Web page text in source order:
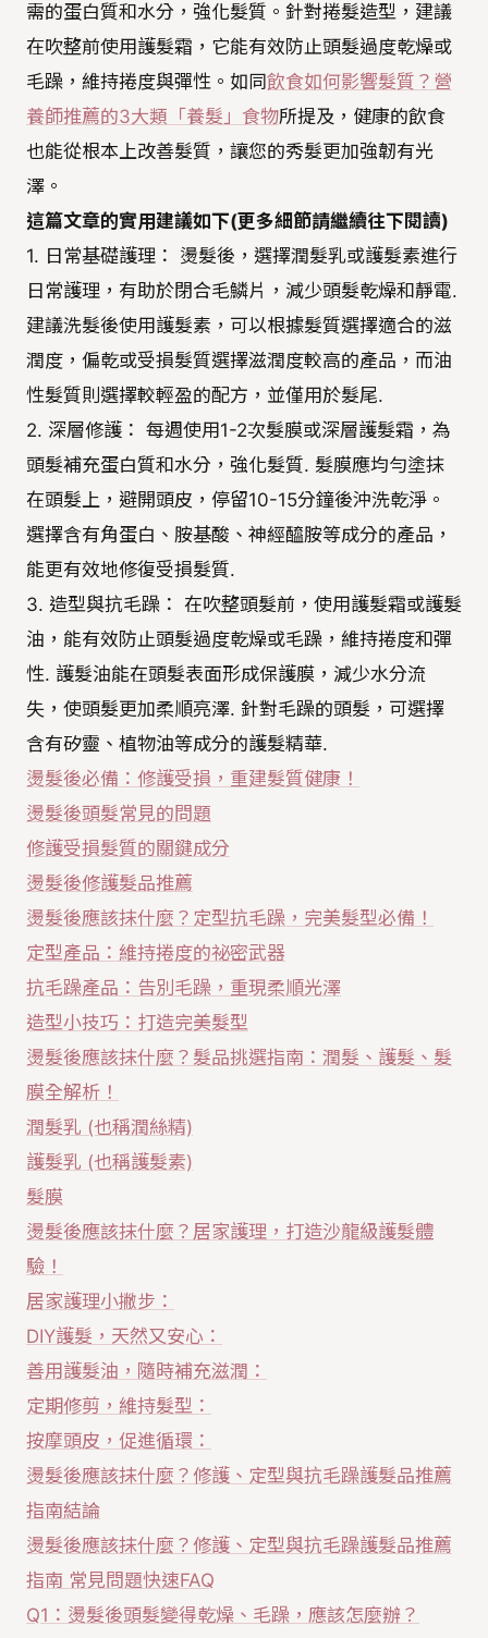
需的蛋白質和水分，強化髮質。針對捲髮造型，建議
在吹整前使用護髮霜，它能有效防止頭髮過度乾燥或
毛躁，維持捲度與彈性。如同飲食如何影響髮質？營
養師推薦的3大類「養髮」食物所提及，健康的飲食
也能從根本上改善髮質，讓您的秀髮更加強韌有光
澤。
這篇文章的實用建議如下(更多細節請繼續往下閱讀)
1. 日常基礎護理： 燙髮後，選擇潤髮乳或護髮素進行
日常護理，有助於閉合毛鱗片，減少頭髮乾燥和靜電.
建議洗髮後使用護髮素，可以根據髮質選擇適合的滋
潤度，偏乾或受損髮質選擇滋潤度較高的產品，而油
性髮質則選擇較輕盈的配方，並僅用於髮尾.
2. 深層修護： 每週使用1-2次髮膜或深層護髮霜，為
頭髮補充蛋白質和水分，強化髮質. 髮膜應均勻塗抹
在頭髮上，避開頭皮，停留10-15分鐘後沖洗乾淨。
選擇含有角蛋白、胺基酸、神經醯胺等成分的產品，
能更有效地修復受損髮質.
3. 造型與抗毛躁： 在吹整頭髮前，使用護髮霜或護髮
油，能有效防止頭髮過度乾燥或毛躁，維持捲度和彈
性. 護髮油能在頭髮表面形成保護膜，減少水分流
失，使頭髮更加柔順亮澤. 針對毛躁的頭髮，可選擇
含有矽靈、植物油等成分的護髮精華.
燙髮後必備：修護受損，重建髮質健康！
燙髮後頭髮常見的問題
修護受損髮質的關鍵成分
燙髮後修護髮品推薦
燙髮後應該抹什麼？定型抗毛躁，完美髮型必備！
定型產品：維持捲度的祕密武器
抗毛躁產品：告別毛躁，重現柔順光澤
造型小技巧：打造完美髮型
燙髮後應該抹什麼？髮品挑選指南：潤髮、護髮、髮
膜全解析！
潤髮乳 (也稱潤絲精)
護髮乳 (也稱護髮素)
髮膜
燙髮後應該抹什麼？居家護理，打造沙龍級護髮體
驗！
居家護理小撇步：
DIY護髮，天然又安心：
善用護髮油，隨時補充滋潤：
定期修剪，維持髮型：
按摩頭皮，促進循環：
燙髮後應該抹什麼？修護、定型與抗毛躁護髮品推薦
指南結論
燙髮後應該抹什麼？修護、定型與抗毛躁護髮品推薦
指南 常見問題快速FAQ
Q1：燙髮後頭髮變得乾燥、毛躁，應該怎麼辦？